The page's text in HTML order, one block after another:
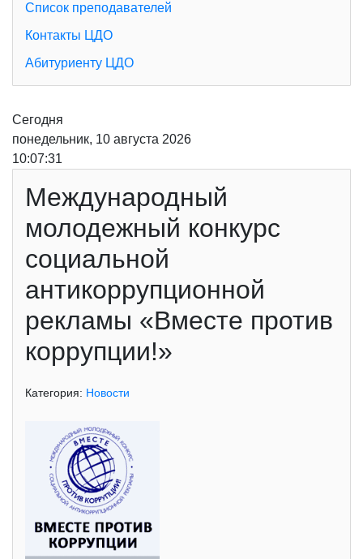
Список преподавателей
Контакты ЦДО
Абитуриенту ЦДО
Сегодня
понедельник, 10 августа 2026
10:07:31
Международный
молодежный конкурс
социальной
антикоррупционной
рекламы «Вместе против
коррупции!»
Категория: Новости